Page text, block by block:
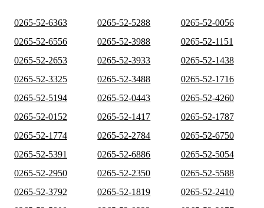
0265-52-6363 0265-52-5288
0265-52-0056
0265-52-6556
0265-52-3988
0265-52-1151
0265-52-2653
0265-52-3933
0265-52-1438
0265-52-3325
0265-52-3488
0265-52-1716
0265-52-5194
0265-52-0443
0265-52-4260
0265-52-0152
0265-52-1417
0265-52-1787
0265-52-1774
0265-52-2784
0265-52-6750
0265-52-5391
0265-52-6886
0265-52-5054
0265-52-2950
0265-52-2350
0265-52-5588
0265-52-3792
0265-52-1819
0265-52-2410